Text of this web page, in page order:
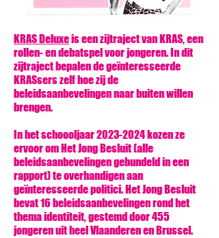
KRAS Deluxeis een zijtraject van KRAS, een
rollen- en debatspel voor jongeren. In dit
zijtraject bepalen de geïnteresseerde
KRASsers zelf hoe zij de
beleidsaanbevelingen naar buiten willen
brengen.
In het schoooljaar2023-2024kozen ze
ervoor om Het Jong Besluit (alle
beleidsaanbevelingen gebundeld in een
rapport) te overhandigen aan
geïnteresseerde politici. Het Jong Besluit
bevat 16 beleidsaanbevelingen rond het
thema identiteit, gestemd door 455
jongeren uit heel Vlaanderen en Brussel.